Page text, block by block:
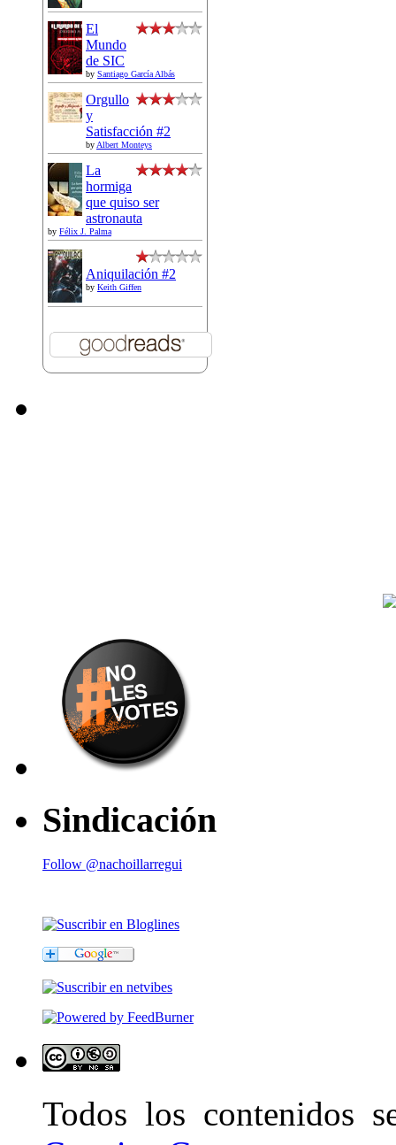
El
Mundo
de SIC
by Santiago García Albás
Orgullo
y
Satisfacción #2
by Albert Monteys
La
hormiga
que quiso ser
astronauta
by Félix J. Palma
Aniquilación #2
by Keith Giffen
Sindicación
Follow @nachoillarregui
Todos los contenidos